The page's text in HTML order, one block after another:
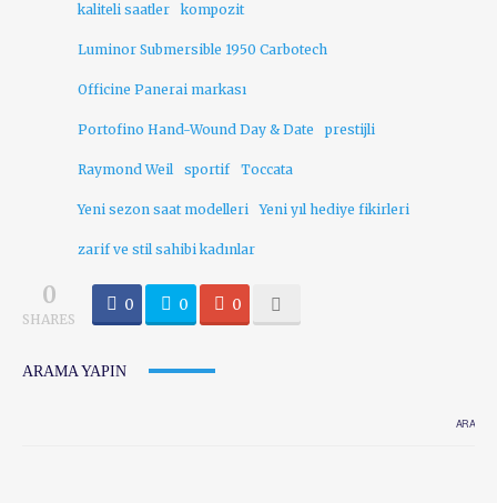
kaliteli saatler kompozit
Luminor Submersible 1950 Carbotech
Officine Panerai markası
Portofino Hand-Wound Day & Date prestijli
Raymond Weil sportif Toccata
Yeni sezon saat modelleri Yeni yıl hediye fikirleri
zarif ve stil sahibi kadınlar
0
SHARES
0 0 0
ARAMA YAPIN